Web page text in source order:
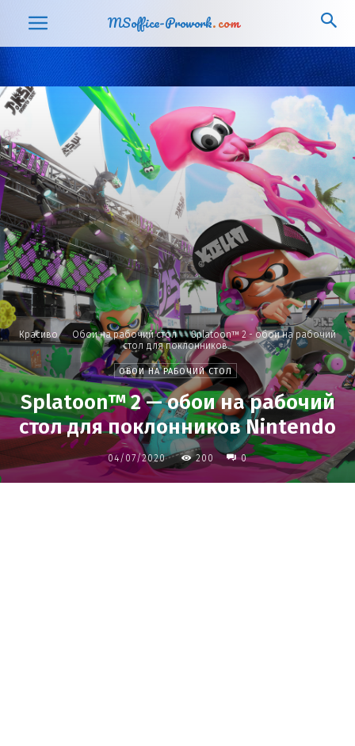
MSoffice-Prowork.com
Красиво Обои на рабочий стол
Splatoon™ 2 - обои на рабочий
стол для поклонников...
ОБОИ НА РАБОЧИЙ СТОЛ
Splatoon™ 2 — обои на рабочий
стол для поклонников Nintendo
04/07/2020 200 0